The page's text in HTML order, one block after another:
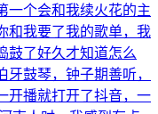
一个会和我续火花的主
和我要了我的歌单，我
鼓了好久才知道怎么
鼓琴，钟子期善听，
开播就打开了抖音，一